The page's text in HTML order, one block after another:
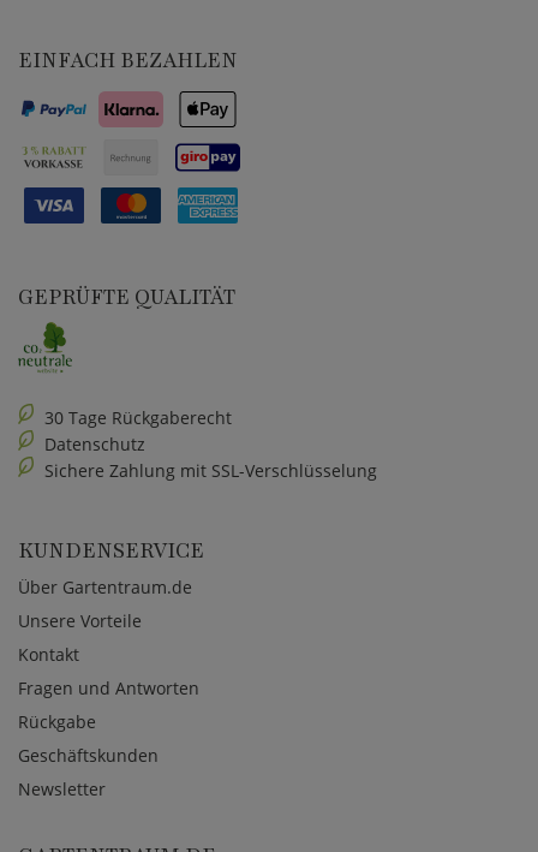
EINFACH BEZAHLEN
GEPRÜFTE QUALITÄT
30 Tage Rückgaberecht
Datenschutz
Sichere Zahlung mit SSL-Verschlüsselung
KUNDENSERVICE
Über Gartentraum.de
Unsere Vorteile
Kontakt
Fragen und Antworten
Rückgabe
Geschäftskunden
Newsletter